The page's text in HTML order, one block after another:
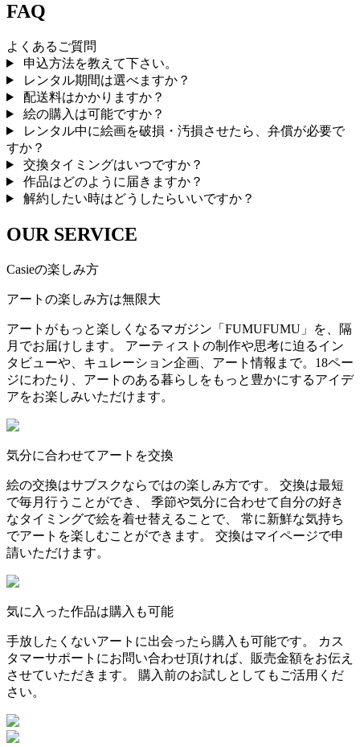
FAQ
よくあるご質問
申込方法を教えて下さい。
レンタル期間は選べますか？
配送料はかかりますか？
絵の購入は可能ですか？
レンタル中に絵画を破損・汚損させたら、弁償が必要で
すか？
交換タイミングはいつですか？
作品はどのように届きますか？
解約したい時はどうしたらいいですか？
OUR SERVICE
Casieの楽しみ方
アートの楽しみ方は無限大
アートがもっと楽しくなるマガジン「FUMUFUMU」を、隔
月でお届けします。 アーティストの制作や思考に迫るイン
タビューや、キュレーション企画、アート情報まで。18ペー
ジにわたり、アートのある暮らしをもっと豊かにするアイデ
アをお楽しみいただけます。
気分に合わせてアートを交換
絵の交換はサブスクならではの楽しみ方です。 交換は最短
で毎月行うことができ、 季節や気分に合わせて自分の好き
なタイミングで絵を着せ替えることで、 常に新鮮な気持ち
でアートを楽しむことができます。 交換はマイページで申
請いただけます。
気に入った作品は購入も可能
手放したくないアートに出会ったら購入も可能です。 カス
タマーサポートにお問い合わせ頂ければ、販売金額をお伝え
させていただきます。 購入前のお試しとしてもご活用くだ
さい。